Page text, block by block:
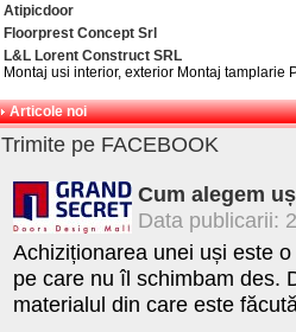
Atipicdoor
Floorprest Concept Srl
L&L Lorent Construct SRL
Montaj usi interior, exterior Montaj tamplarie
Articole noi
Trimite pe FACEBOOK
Cum alegem
Data publicarii:
Achiziționarea unei uși este
pe care nu îl schimbam des.
materialul din care este